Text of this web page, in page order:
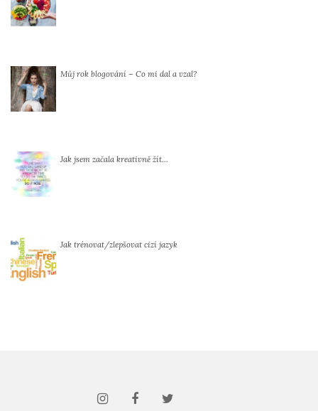
Můj rok blogování – Co mi dal a vzal?
Jak jsem začala kreativně žít…
Jak trénovat/zlepšovat cizí jazyk